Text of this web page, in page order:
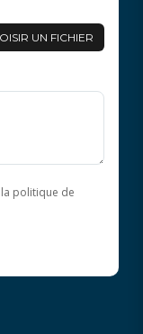
UN FICHIER
politique de